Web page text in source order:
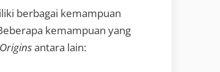
berbagai kemampuan
kemampuan yang
antara lain: